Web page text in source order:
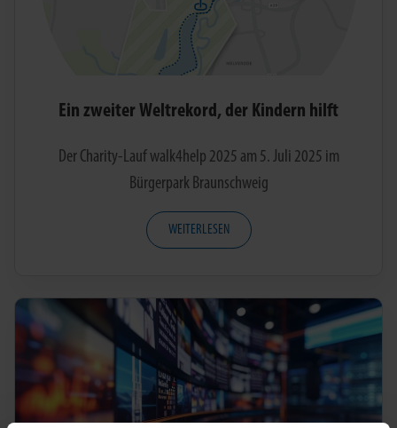
Ein zweiter Weltrekord, der Kindern hilft
Der Charity-Lauf walk4help 2025 am 5. Juli 2025 im
Bürgerpark Braunschweig
WEITERLESEN